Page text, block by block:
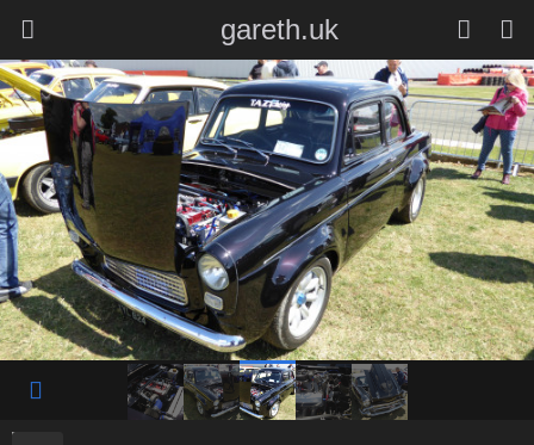
gareth.uk